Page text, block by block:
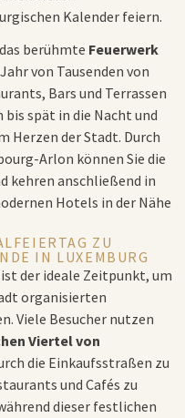
Kalender feiern.
berühmte Feuerwerk
von Tausenden von
Bars und Terrassen
spät in die Nacht und
Herzen der Stadt. Durch
Arlon können Sie die
kehren anschließend in
Hotels in der Nähe
ZU
IN LUXEMBURG
der ideale Zeitpunkt, um
organisierten
Viele Besucher nutzen
Viertel von
die Einkaufsstraßen zu
und Cafés zu
dieser festlichen